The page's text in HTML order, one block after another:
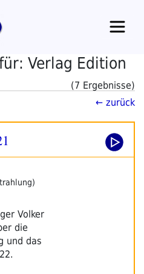
Verlag Edition
(7 Ergebnisse)
← zurück
Volker
die
und das